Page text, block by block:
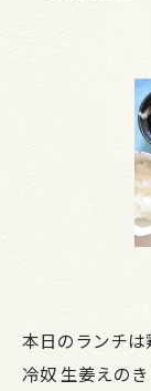
本日のランチは
冷奴 生姜えのき